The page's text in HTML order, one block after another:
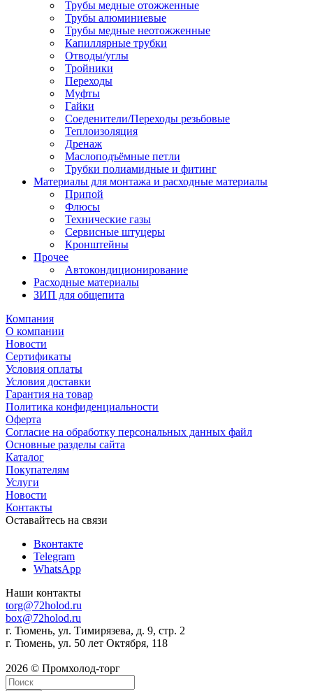
Трубы медные отожженные
Трубы алюминиевые
Трубы медные неотожженные
Капиллярные трубки
Отводы/углы
Тройники
Переходы
Муфты
Гайки
Соеденители/Переходы резьбовые
Теплоизоляция
Дренаж
Маслоподъёмные петли
Трубки полиамидные и фитинг
Материалы для монтажа и расходные материалы
Припой
Флюсы
Технические газы
Сервисные штуцеры
Кронштейны
Прочее
Автокондиционирование
Расходные материалы
ЗИП для общепита
Компания
О компании
Новости
Сертификаты
Условия оплаты
Условия доставки
Гарантия на товар
Политика конфиденциальности
Оферта
Согласие на обработку персональных данных файл
Основные разделы сайта
Каталог
Покупателям
Услуги
Новости
Контакты
Оставайтесь на связи
Вконтакте
Telegram
WhatsApp
Наши контакты
torg@72holod.ru
box@72holod.ru
г. Тюмень, ул. Тимирязева, д. 9, стр. 2
г. Тюмень, ул. 50 лет Октября, 118
2026 © Промхолод-торг